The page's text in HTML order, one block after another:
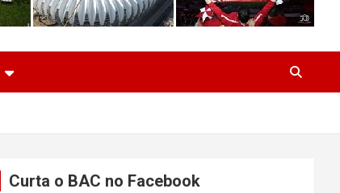
Curta o BAC no Facebook